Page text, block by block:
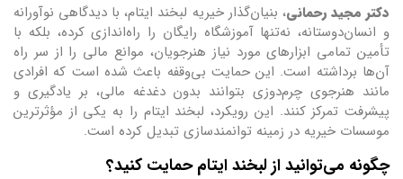
دکتر مجید رحمانی، بنیان‌گذار خیریه لبخند ایتام، با دیدگاهی نوآورانه
و انسان‌دوستانه، نه‌تنها آموزشگاه رایگان را راه‌اندازی کرده، بلکه با
تأمین تمامی ابزارهای مورد نیاز هنرجویان، موانع مالی را از سر راه
آن‌ها برداشته است. این حمایت بی‌وقفه باعث شده است که افرادی
مانند هنرجوی چرم‌دوزی بتوانند بدون دغدغه مالی، بر یادگیری و
پیشرفت تمرکز کنند. این رویکرد، لبخند ایتام را به یکی از مؤثرترین
موسسات خیریه در زمینه توانمندسازی تبدیل کرده است.
چگونه می‌توانید از لبخند ایتام حمایت کنید؟